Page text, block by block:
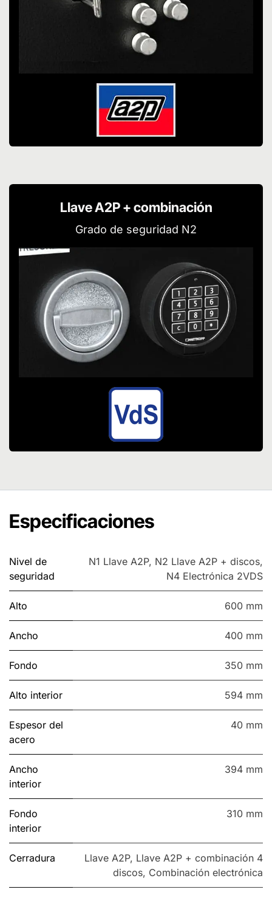
Llave A2P + combinación
Grado de seguridad N2
Especificaciones
Nivel de
seguridad
N1 Llave A2P, N2 Llave A2P + discos,
N4 Electrónica 2VDS
Alto 600 mm
Ancho 400 mm
Fondo 350 mm
Alto interior 594 mm
Espesor del
acero
40 mm
Ancho
interior
394 mm
Fondo
interior
310 mm
Cerradura Llave A2P, Llave A2P + combinación 4
discos, Combinación electrónica